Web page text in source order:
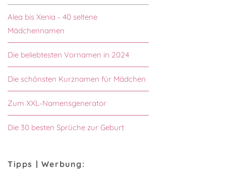
Alea bis Xenia - 40 seltene
Mädchennamen
Die beliebtesten Vornamen in 2024
Die schönsten Kurznamen für Mädchen
Zum XXL-Namensgenerator
Die 30 besten Sprüche zur Geburt
Tipps | Werbung: